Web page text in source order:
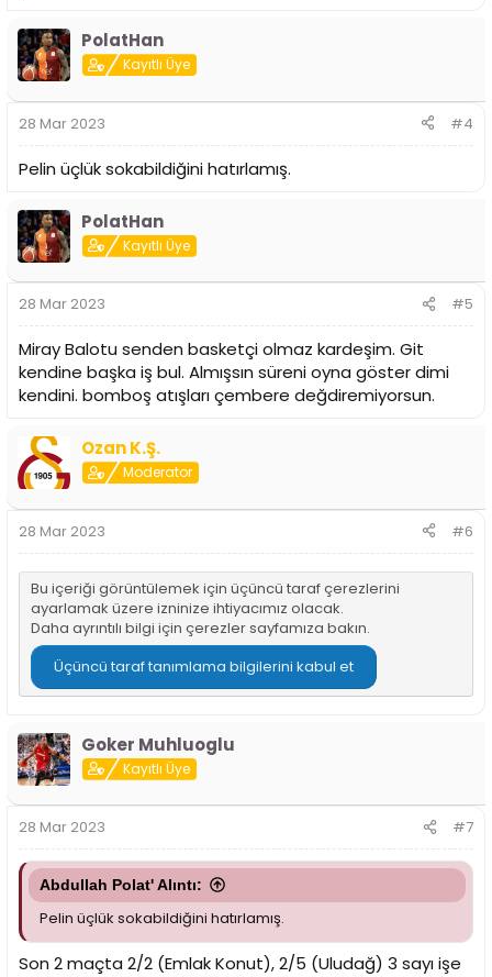
p
k
i
l
:
PolatHan
Kayıtlı Üye
28 Mar 2023 #4
Pelin üçlük sokabildiğini hatırlamış.
PolatHan
Kayıtlı Üye
28 Mar 2023 #5
Miray Balotu senden basketçi olmaz kardeşim. Git
kendine başka iş bul. Almışsın süreni oyna göster dimi
kendini. bomboş atışları çembere değdiremiyorsun.
Ozan K.Ş.
Moderator
28 Mar 2023 #6
Bu içeriği görüntülemek için üçüncü taraf çerezlerini
ayarlamak üzere izninize ihtiyacımız olacak.
Daha ayrıntılı bilgi için çerezler sayfamıza bakın.
Üçüncü taraf tanımlama bilgilerini kabul et
Goker Muhluoglu
Kayıtlı Üye
28 Mar 2023 #7
Abdullah Polat' Alıntı:
Pelin üçlük sokabildiğini hatırlamış.
Son 2 maçta 2/2 (Emlak Konut), 2/5 (Uludağ) 3 sayı işe